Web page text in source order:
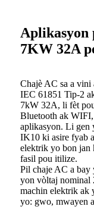
Aplikasyon
7KW 32A
Chajè AC sa a vini
IEC 61851 Tip-2
7kW 32A, li fèt
Bluetooth ak
aplikasyon. Li gen
IK10 ki asire fyab
elektrik yo bon jan
fasil pou itilize.
Pil chaje AC a
yon vòltaj
machin elektrik ak
yo: gwo, mwayen